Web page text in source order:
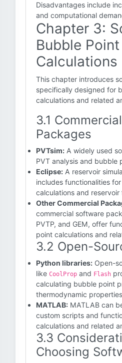
Disadvantages include
and computational
Chapter 3:
Bubble Point
Calculations
This chapter introduces
specifically designed for
calculations and related
3.1
Packages
PVTsim: A widely used
PVT analysis and bubble
Eclipse: A reservoir
includes functionalities
calculations and
Other Commercial
commercial software
PVTP, and GEM, offer
point calculations and
3.2 Open-
Python libraries: Open-
like CoolProp and Flash
calculating bubble point
thermodynamic
MATLAB: MATLAB can
custom scripts and
calculations and related
3.3
Choosing